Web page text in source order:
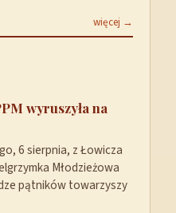
więcej →
wyruszyła na
6 sierpnia, z Łowicza
Młodzieżowa
pątników towarzyszy